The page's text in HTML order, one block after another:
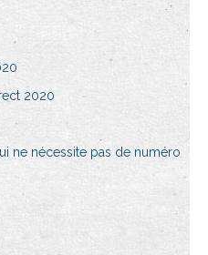
2020
ne nécessite pas de numéro